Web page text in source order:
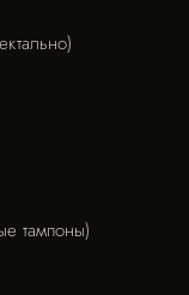
тампоны)